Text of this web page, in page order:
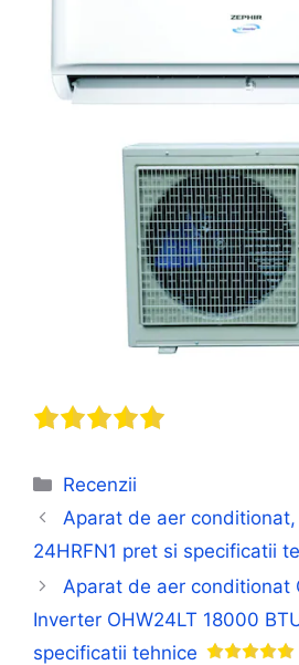
Categorii
Recenzii
Aparat de aer conditionat,
24HRFN1 pret si specificatii
Aparat de aer conditionat
Inverter OHW24LT 18000
specificatii tehnice